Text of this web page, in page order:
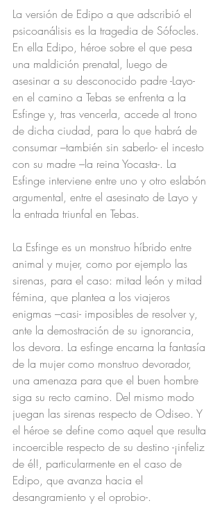
La versión de Edipo a que adscribió el
psicoanálisis es la tragedia de Sófocles.
En ella Edipo, héroe sobre el que pesa
una maldición prenatal, luego de
asesinar a su desconocido padre -Layo-
en el camino a Tebas se enfrenta a la
Esfinge y, tras vencerla, accede al trono
de dicha ciudad, para lo que habrá de
consumar –también sin saberlo- el incesto
con su madre –la reina Yocasta-. La
Esfinge interviene entre uno y otro eslabón
argumental, entre el asesinato de Layo y
la entrada triunfal en Tebas.
La Esfinge es un monstruo híbrido entre
animal y mujer, como por ejemplo las
sirenas, para el caso: mitad león y mitad
fémina, que plantea a los viajeros
enigmas –casi- imposibles de resolver y,
ante la demostración de su ignorancia,
los devora. La esfinge encarna la fantasía
de la mujer como monstruo devorador,
una amenaza para que el buen hombre
siga su recto camino. Del mismo modo
juegan las sirenas respecto de Odiseo. Y
el héroe se define como aquel que resulta
incoercible respecto de su destino -¡infeliz
de él!, particularmente en el caso de
Edipo, que avanza hacia el
desangramiento y el oprobio-.